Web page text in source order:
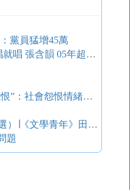
黨員猛增45萬
張含韻-酸酸甜甜就是我 想唱就唱 張含韻 05年超女現場
朱志玲朱力：從“不公”到“怨恨”：社會怨恨情緒的形成邏輯
洞房（長篇《天體懸浮》節選）∣《文學青年》田耳專號
題